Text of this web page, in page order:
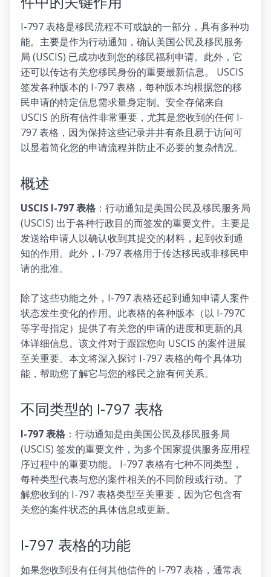
I-797 表格是移民流程不可或缺的一部分，具有多种功
能。主要是作为行动通知，确认美国公民及移民服务
局 (USCIS) 已成功收到您的移民福利申请。此外，它
还可以传达有关您移民身份的重要最新信息。 USCIS
签发各种版本的 I-797 表格，每种版本均根据您的移
民申请的特定信息需求量身定制。安全存储来自
USCIS 的所有信件非常重要，尤其是您收到的任何 I-
797 表格，因为保持这些记录井井有条且易于访问可
以显着简化您的申请流程并防止不必要的复杂情况。
概述
USCIS I-797 表格 ：行动通知是美国公民及移民服务局
(USCIS) 出于各种行政目的而签发的重要文件。主要是
发送给申请人以确认收到其提交的材料，起到收到通
知的作用。此外，I-797 表格用于传达移民或非移民申
请的批准。
除了这些功能之外，I-797 表格还起到通知申请人案件
状态发生变化的作用。此表格的各种版本（以 I-797C
等字母指定）提供了有关您的申请的进度和更新的具
体详细信息。该文件对于跟踪您向 USCIS 的案件进展
至关重要。本文将深入探讨 I-797 表格的每个具体功
能，帮助您了解它与您的移民之旅有何关系。
不同类型的 I-797 表格
I-797 表格 ：行动通知是由美国公民及移民服务局
(USCIS) 签发的重要文件，为多个国家提供服务应用程
序过程中的重要功能。 I-797 表格有七种不同类型，
每种类型代表与您的案件相关的不同阶段或行动。了
解您收到的 I-797 表格类型至关重要，因为它包含有
关您的案件状态的具体信息或更新。
I-797 表格的功能
如果您收到没有任何其他信件的 I-797 表格，通常表